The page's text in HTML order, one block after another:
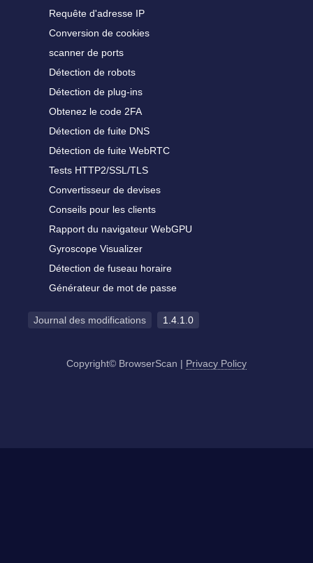
Requête d'adresse IP
Conversion de cookies
scanner de ports
Détection de robots
Détection de plug-ins
Obtenez le code 2FA
Détection de fuite DNS
Détection de fuite WebRTC
Tests HTTP2/SSL/TLS
Convertisseur de devises
Conseils pour les clients
Rapport du navigateur WebGPU
Gyroscope Visualizer
Détection de fuseau horaire
Générateur de mot de passe
Journal des modifications 1.4.1.0
Copyright© BrowserScan | Privacy Policy